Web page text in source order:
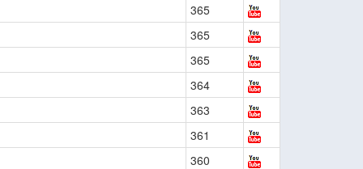
365
365
365
364
363
361
360